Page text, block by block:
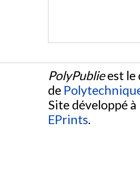
PolyPublieest le
de
Site développé
EPrints.